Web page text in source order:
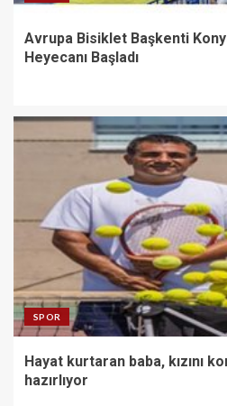
Avrupa Bisiklet Başkenti
Heyecanı Başladı
SPOR
Hayat kurtaran baba, kızını
hazırlıyor